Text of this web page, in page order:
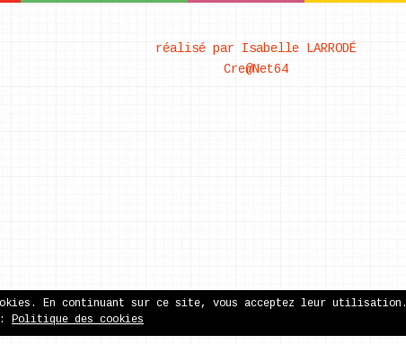
réalisé par Isabelle LARRODÉ
Cre@Net64
En continuant sur ce site, vous acceptez leur utilisation.
Politique des cookies